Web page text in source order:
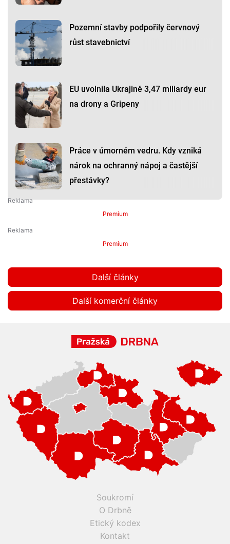
Pozemní stavby podpořily červnový
růst stavebnictví
EU uvolnila Ukrajině 3,47 miliardy eur
na drony a Gripeny
Práce v úmorném vedru. Kdy vzniká
nárok na ochranný nápoj a častější
přestávky?
Premium
Premium
Další články
Další komerční články
Soukromí
O Drbně
Etický kodex
Kontakt